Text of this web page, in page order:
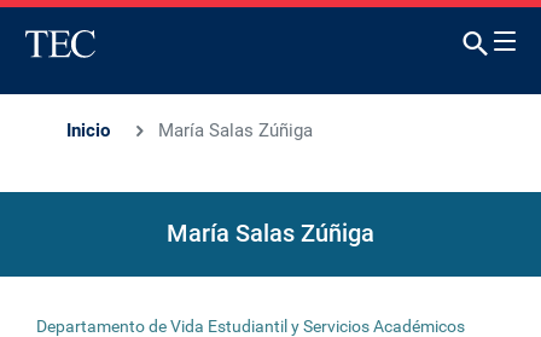
Inicio María Salas Zúñiga
María Salas Zúñiga
Departamento de Vida Estudiantil y Servicios Académicos